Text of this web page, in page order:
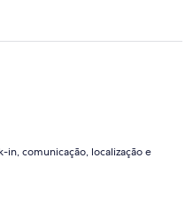
in, comunicação, localização e